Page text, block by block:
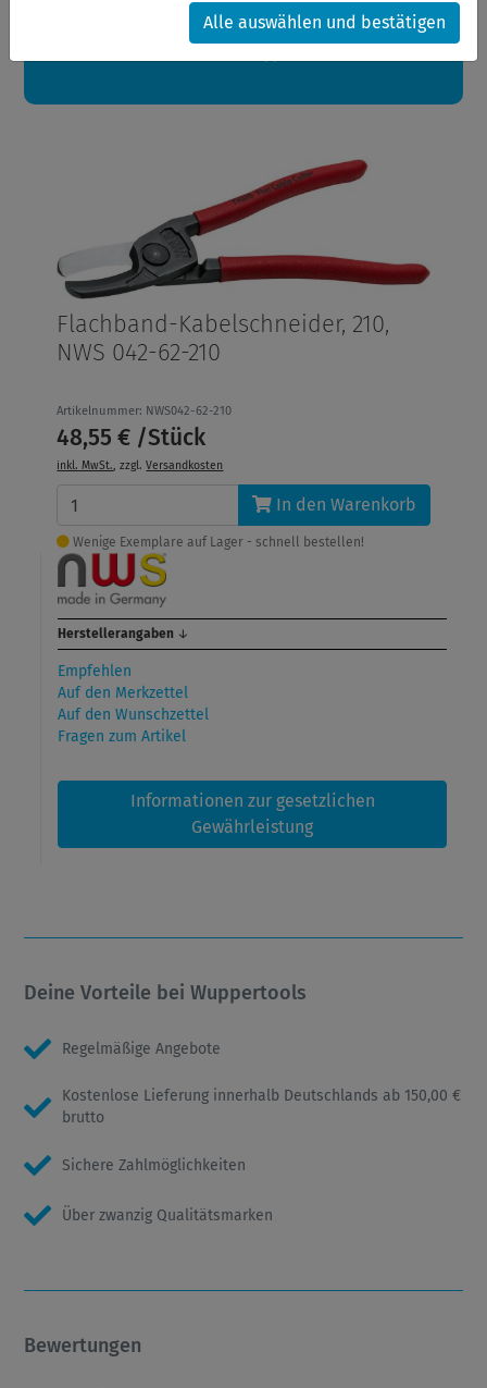
24.08.2026 verschickt.
Eine schöne Sommerpause
Flachband-Kabelschneider, 210,
NWS 042-62-210
Artikelnummer: NWS042-62-210
48,55 € /Stück
inkl. MwSt., zzgl.Versandkosten
In den Warenkorb
Wenige Exemplare auf Lager - schnell bestellen!
Herstellerangaben ↓
Empfehlen
Auf den Merkzettel
Auf den Wunschzettel
Fragen zum Artikel
Informationen zur gesetzlichen
Gewährleistung
Deine Vorteile bei Wuppertools
Regelmäßige Angebote
Kostenlose Lieferung innerhalb Deutschlands ab 150,00 €
brutto
Sichere Zahlmöglichkeiten
Über zwanzig Qualitätsmarken
Bewertungen
Alle auswählen und bestätigen